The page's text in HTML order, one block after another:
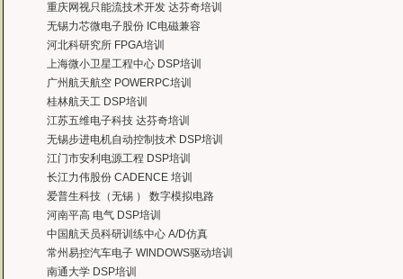
曙海对我们公司的iPhone培训，实验项目很多，确实学到了东西。受益无穷 啊
——台湾欧泽科技,张工
通过参加Symbian培训，再做Symbian相关的项目感觉更加得心应手了，理 论加
——IBM公司，沈经理
有曙海这样的DSP开发培训单位，是教育行业的财富，听了他们的课，茅塞顿开。
——上海医疗器械高等学校，罗老师
重庆网视只能流技术开发 达芬奇培训
无锡力芯微电子股份 IC电磁兼容
河北科研究所 FPGA培训
上海微小卫星工程中心 DSP培训
广州航天航空 POWERPC培训
桂林航天工 DSP培训
江苏五维电子科技 达芬奇培训
无锡步进电机自动控制技术 DSP培训
江门市安利电源工程 DSP培训
长江力伟股份 CADENCE 培训
爱普生科技（无锡 ） 数字模拟电路
河南平高 电气 DSP培训
中国航天员科研训练中心 A/D仿真
常州易控汽车电子 WINDOWS驱动培训
南通大学 DSP培训